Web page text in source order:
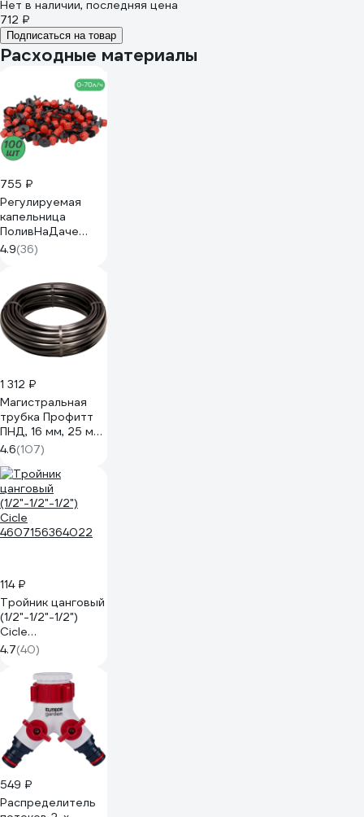
Нет в наличии, последняя цена
712 ₽
Подписаться на товар
Расходные материалы
755 ₽
Регулируемая
капельница
ПоливНаДаче
разборная 0-70
л/ч. упаковка 100
4.9(36)
1 312 ₽
Магистральная
трубка Профитт
ПНД, 16 мм, 25 м
9663699
4.6(107)
114 ₽
Тройник цанговый
(1/2"-1/2"-1/2")
Cicle
4607156364022
4.7(40)
549 ₽
Распределитель